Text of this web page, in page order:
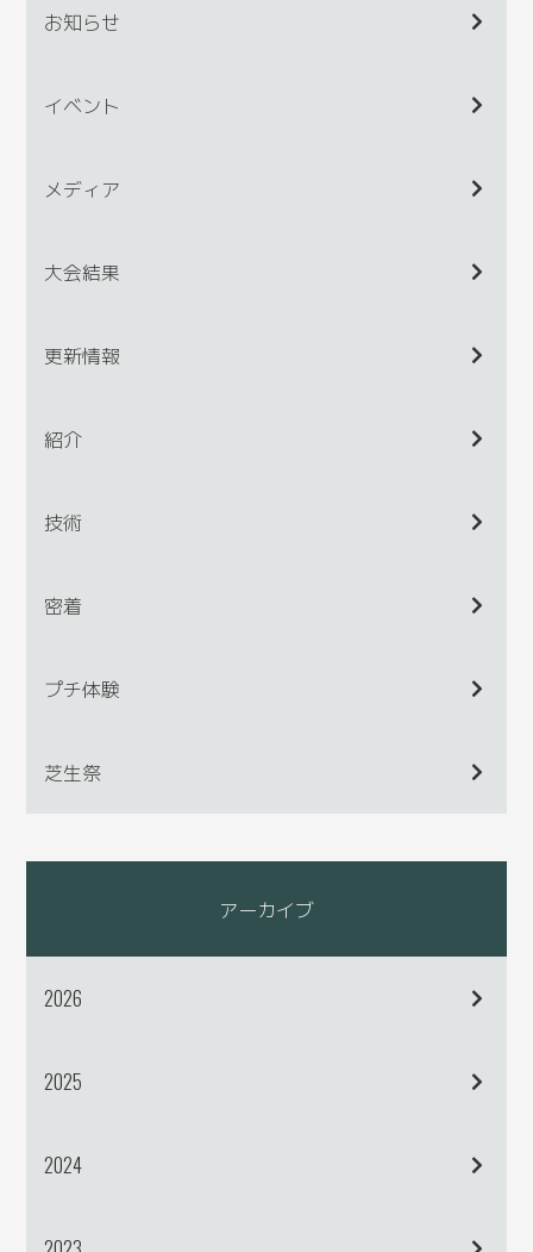
お知らせ
イベント
メディア
大会結果
更新情報
紹介
技術
密着
プチ体験
芝生祭
アーカイブ
2026
2025
2024